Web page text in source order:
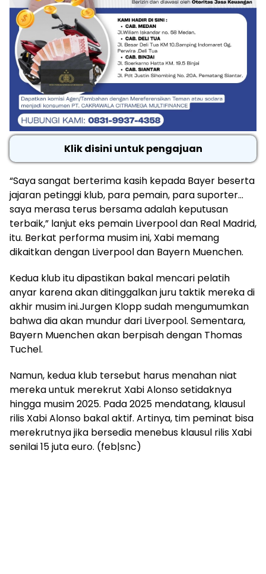
Klik disini untuk pengajuan
“Saya sangat berterima kasih kepada Bayer beserta
jajaran petinggi klub, para pemain, para suporter…
saya merasa terus bersama adalah keputusan
terbaik,” lanjut eks pemain Liverpool dan Real Madrid,
itu. Berkat performa musim ini, Xabi memang
dikaitkan dengan Liverpool dan Bayern Muenchen.
Kedua klub itu dipastikan bakal mencari pelatih
anyar karena akan ditinggalkan juru taktik mereka di
akhir musim ini.Jurgen Klopp sudah mengumumkan
bahwa dia akan mundur dari Liverpool. Sementara,
Bayern Muenchen akan berpisah dengan Thomas
Tuchel.
Namun, kedua klub tersebut harus menahan niat
mereka untuk merekrut Xabi Alonso setidaknya
hingga musim 2025. Pada 2025 mendatang, klausul
rilis Xabi Alonso bakal aktif. Artinya, tim peminat bisa
merekrutnya jika bersedia menebus klausul rilis Xabi
senilai 15 juta euro. (feb|snc)